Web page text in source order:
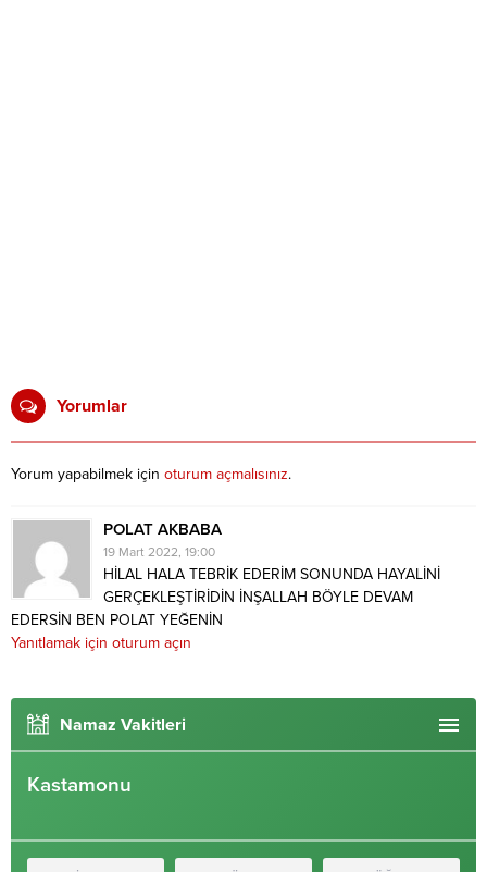
Yorumlar
Yorum yapabilmek için oturum açmalısınız.
POLAT AKBABA
19 Mart 2022, 19:00
HİLAL HALA TEBRİK EDERİM SONUNDA HAYALİNİ
GERÇEKLEŞTİRİDİN İNŞALLAH BÖYLE DEVAM
EDERSİN BEN POLAT YEĞENİN
Yanıtlamak için oturum açın
Namaz Vakitleri
Kastamonu